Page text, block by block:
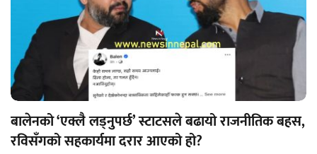
बालेनको ‘एक्लै लड्नुपर्छ’ स्टाटसले बढायो राजनीतिक बहस,
रविसँगको सहकार्यमा दरार आएको हो?